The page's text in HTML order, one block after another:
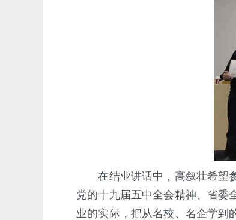
在结业讲话中，高叙壮希望参
党的十九届五中全会精神、省委
业的实际，把从名校、名企学到